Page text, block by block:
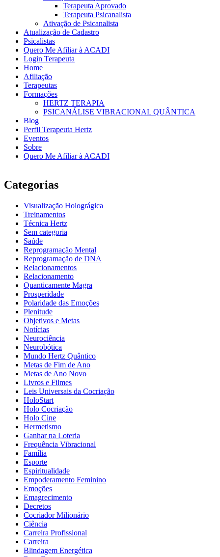
Terapeuta Aprovado
Terapeuta Psicanalista
Ativação de Psicanalista
Atualização de Cadastro
Psicalistas
Quero Me Afiliar à ACADI
Login Terapeuta
Home
Afiliação
Terapeutas
Formações
HERTZ TERAPIA
PSICANÁLISE VIBRACIONAL QUÂNTICA
Blog
Perfil Terapeuta Hertz
Eventos
Sobre
Quero Me Afiliar à ACADI
Categorias
Visualização Holográgica
Treinamentos
Técnica Hertz
Sem categoria
Saúde
Reprogramação Mental
Reprogramação de DNA
Relacionamentos
Relacionamento
Quanticamente Magra
Prosperidade
Polaridade das Emoções
Plenitude
Objetivos e Metas
Notícias
Neurociência
Neurobótica
Mundo Hertz Quântico
Metas de Fim de Ano
Metas de Ano Novo
Livros e Filmes
Leis Universais da Cocriação
HoloStart
Holo Cocriação
Holo Cine
Hermetismo
Ganhar na Loteria
Frequência Vibracional
Família
Esporte
Espiritualidade
Empoderamento Feminino
Emoções
Emagrecimento
Decretos
Cocriador Milionário
Ciência
Carreira Profissional
Carreira
Blindagem Energética